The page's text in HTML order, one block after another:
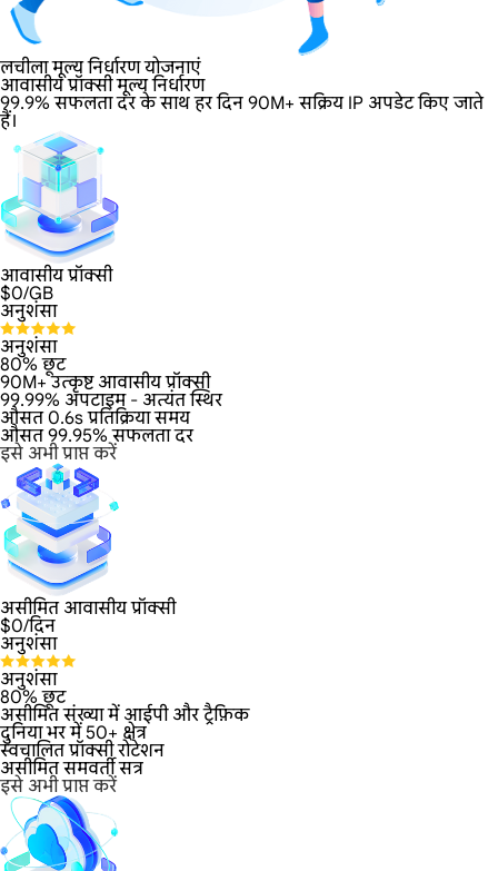
लचीला मूल्य निर्धारण योजनाएं
आवासीय प्रॉक्सी मूल्य निर्धारण
99.9% सफलता दर के साथ हर दिन 90M+ सक्रिय IP अपडेट किए जाते
हैं।
आवासीय प्रॉक्सी
$0/GB
अनुशंसा
अनुशंसा
80% छूट
90M+ उत्कृष्ट आवासीय प्रॉक्सी
99.99% अपटाइम - अत्यंत स्थिर
औसत 0.6s प्रतिक्रिया समय
औसत 99.95% सफलता दर
इसे अभी प्राप्त करें
असीमित आवासीय प्रॉक्सी
$0/दिन
अनुशंसा
अनुशंसा
80% छूट
असीमित संख्या में आईपी और ट्रैफ़िक
दुनिया भर में 50+ क्षेत्र
स्वचालित प्रॉक्सी रोटेशन
असीमित समवर्ती सत्र
इसे अभी प्राप्त करें